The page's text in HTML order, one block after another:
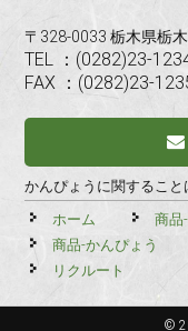
〒328-0033 栃木県栃
TEL ：(0282)23-
FAX ：(0282)23-
かんぴょうに関するこ
ホーム
商品
商品-かんぴょう
リクルート
©